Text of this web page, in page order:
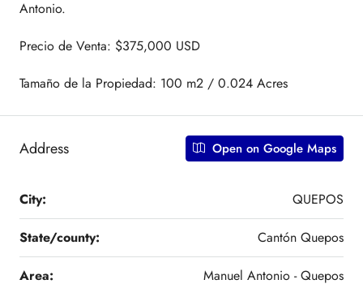
Antonio.
Precio de Venta: $375,000 USD
Tamaño de la Propiedad: 100 m2 / 0.024 Acres
Address Open on Google Maps
City: QUEPOS
State/county: Cantón Quepos
Area: Manuel Antonio - Quepos